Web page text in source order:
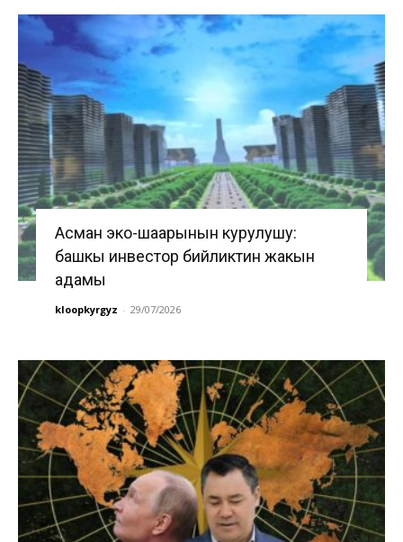
Асман эко-шаарынын курулушу:
башкы инвестор бийликтин жакын
адамы
kloopkyrgyz - 29/07/2026